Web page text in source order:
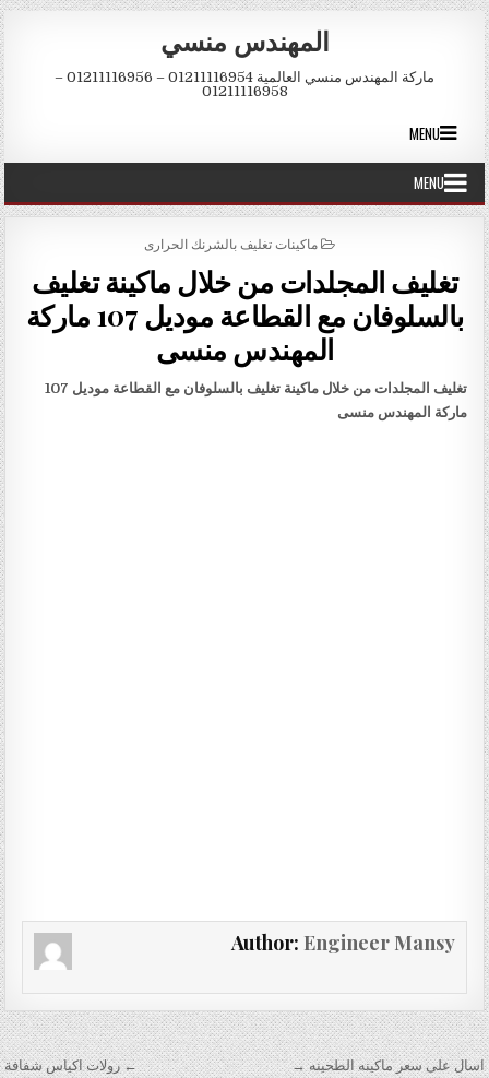
Skip to content
المهندس منسي
ماركة المهندس منسي العالمية 01211116954 – 01211116956 –
01211116958
MENU
MENU
POSTED IN
ماكينات تغليف بالشرنك الحرارى
تغليف المجلدات من خلال ماكينة تغليف
بالسلوفان مع القطاعة موديل 107 ماركة
المهندس منسى
تغليف المجلدات من خلال ماكينة تغليف بالسلوفان مع القطاعة موديل 107
ماركة المهندس منسى
Author: Engineer Mansy
تصفّح المقالات ← رولات اكياس شفافة اسال على سعر ماكينه الطحينه →